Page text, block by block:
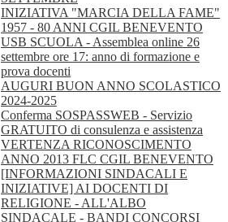
INIZIATIVA "MARCIA DELLA FAME"
1957 - 80 ANNI CGIL BENEVENTO
USB SCUOLA - Assemblea online 26
settembre ore 17: anno di formazione e
prova docenti
AUGURI BUON ANNO SCOLASTICO
2024-2025
Conferma SOSPASSWEB - Servizio
GRATUITO di consulenza e assistenza
VERTENZA RICONOSCIMENTO
ANNO 2013 FLC CGIL BENEVENTO
[INFORMAZIONI SINDACALI E
INIZIATIVE] AI DOCENTI DI
RELIGIONE - ALL'ALBO
SINDACALE - BANDI CONCORSI